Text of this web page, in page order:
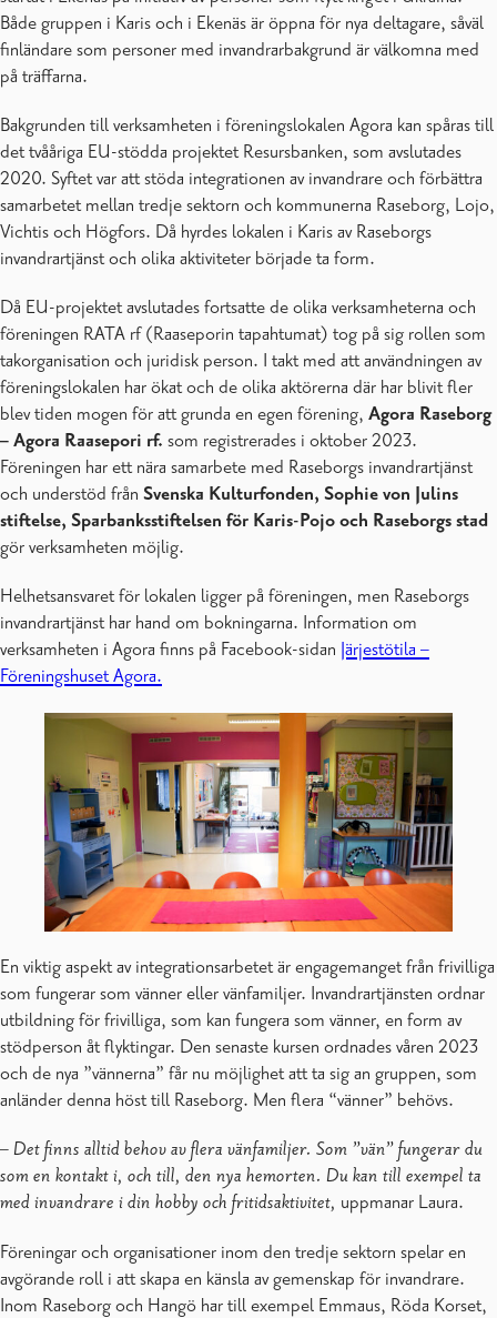
Både gruppen i Karis och i Ekenäs är öppna för nya deltagare, såväl
finländare som personer med invandrarbakgrund är välkomna med
på träffarna.
Bakgrunden till verksamheten i föreningslokalen Agora kan spåras till
det tvååriga EU-stödda projektet Resursbanken, som avslutades
2020. Syftet var att stöda integrationen av invandrare och förbättra
samarbetet mellan tredje sektorn och kommunerna Raseborg, Lojo,
Vichtis och Högfors. Då hyrdes lokalen i Karis av Raseborgs
invandrartjänst och olika aktiviteter började ta form.
Då EU-projektet avslutades fortsatte de olika verksamheterna och
föreningen RATA rf (Raaseporin tapahtumat) tog på sig rollen som
takorganisation och juridisk person. I takt med att användningen av
föreningslokalen har ökat och de olika aktörerna där har blivit fler
blev tiden mogen för att grunda en egen förening, Agora Raseborg
– Agora Raasepori rf. som registrerades i oktober 2023.
Föreningen har ett nära samarbete med Raseborgs invandrartjänst
och understöd från Svenska Kulturfonden, Sophie von Julins
stiftelse, Sparbanksstiftelsen för Karis-Pojo och Raseborgs stad
gör verksamheten möjlig.
Helhetsansvaret för lokalen ligger på föreningen, men Raseborgs
invandrartjänst har hand om bokningarna. Information om
verksamheten i Agora finns på Facebook-sidan Järjestötila –
Föreningshuset Agora.
En viktig aspekt av integrationsarbetet är engagemanget från frivilliga
som fungerar som vänner eller vänfamiljer. Invandrartjänsten ordnar
utbildning för frivilliga, som kan fungera som vänner, en form av
stödperson åt flyktingar. Den senaste kursen ordnades våren 2023
och de nya ”vännerna” får nu möjlighet att ta sig an gruppen, som
anländer denna höst till Raseborg. Men flera “vänner” behövs.
– Det finns alltid behov av flera vänfamiljer. Som ”vän” fungerar du
som en kontakt i, och till, den nya hemorten. Du kan till exempel ta
med invandrare i din hobby och fritidsaktivitet, uppmanar Laura.
Föreningar och organisationer inom den tredje sektorn spelar en
avgörande roll i att skapa en känsla av gemenskap för invandrare.
Inom Raseborg och Hangö har till exempel Emmaus, Röda Korset,